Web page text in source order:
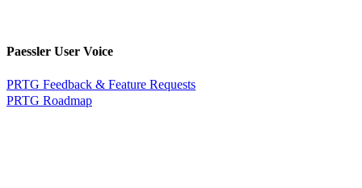
Paessler User Voice
PRTG Feedback & Feature Requests
PRTG Roadmap